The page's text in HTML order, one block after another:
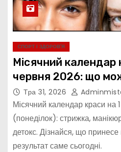
СПОРТ І ЗДОРОВ’Я
Місячний календар
червня 2026: що
Тра 31, 2026
Місячний календар краси на
(понеділок): стрижка,
детокс. Дізнайся, що
результат саме сьогодні.